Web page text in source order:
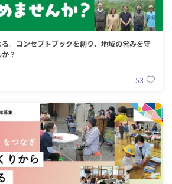
。コンセプトブックを創り、地域の営みを守
？
53